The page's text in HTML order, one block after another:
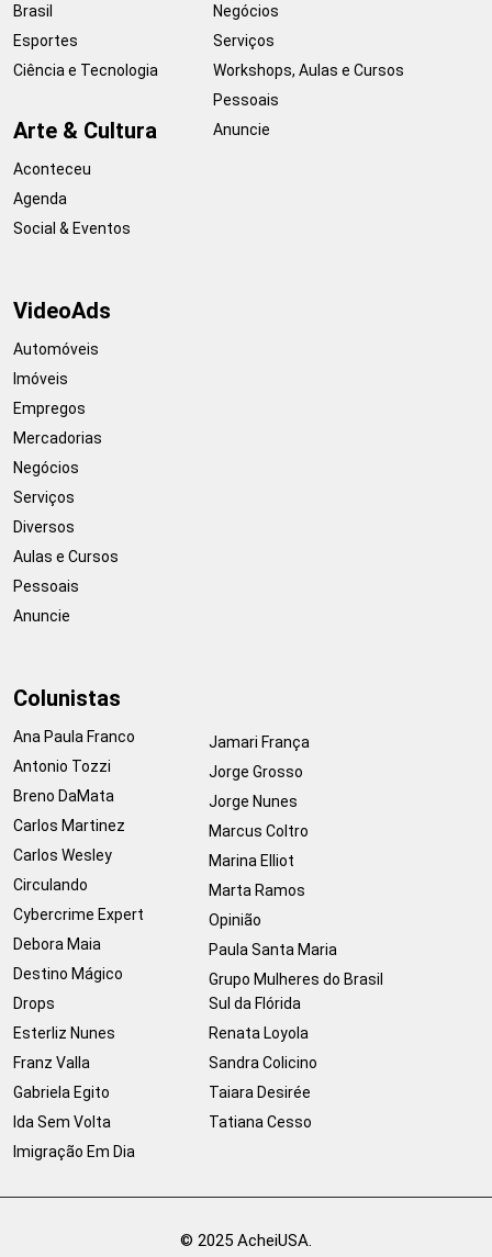
Brasil
Esportes
Ciência e Tecnologia
Arte & Cultura
Aconteceu
Agenda
Social & Eventos
Negócios
Serviços
Workshops, Aulas e Cursos
Pessoais
Anuncie
VideoAds
Automóveis
Imóveis
Empregos
Mercadorias
Negócios
Serviços
Diversos
Aulas e Cursos
Pessoais
Anuncie
Colunistas
Ana Paula Franco
Antonio Tozzi
Breno DaMata
Carlos Martinez
Carlos Wesley
Circulando
Cybercrime Expert
Debora Maia
Destino Mágico
Drops
Esterliz Nunes
Franz Valla
Gabriela Egito
Ida Sem Volta
Imigração Em Dia
Jamari França
Jorge Grosso
Jorge Nunes
Marcus Coltro
Marina Elliot
Marta Ramos
Opinião
Paula Santa Maria
Grupo Mulheres do Brasil
Sul da Flórida
Renata Loyola
Sandra Colicino
Taiara Desirée
Tatiana Cesso
© 2025 AcheiUSA.